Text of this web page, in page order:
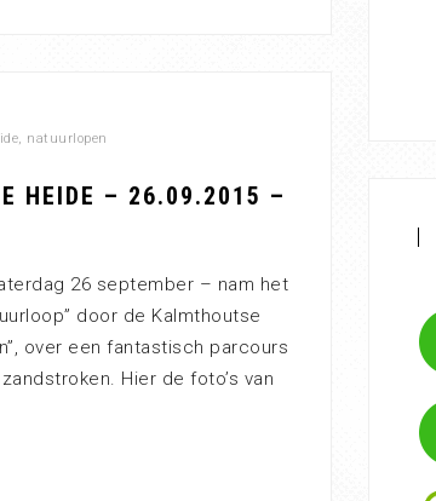
, natuurlopen
HEIDE – 26.09.2015 –
26 september – nam het
door de Kalmthoutse
over een fantastisch parcours
Hier de foto’s van